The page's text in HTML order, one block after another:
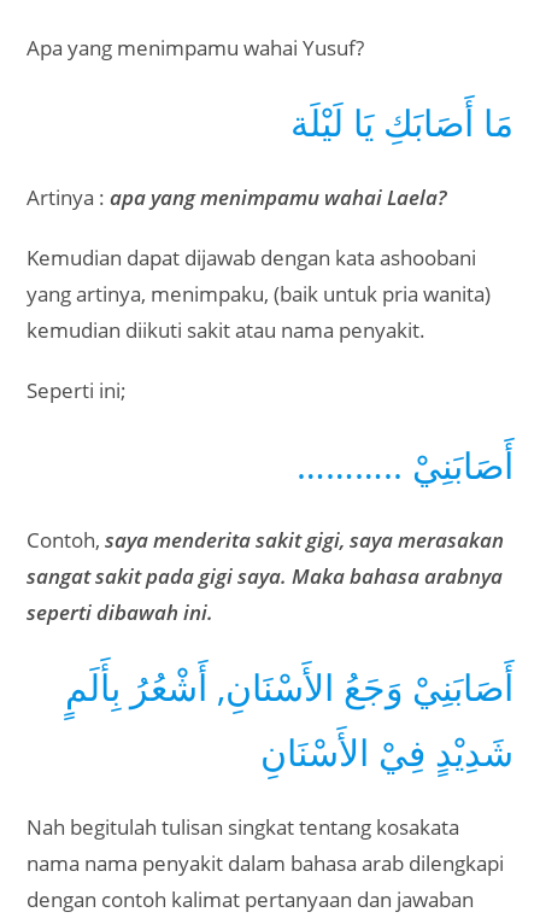
Apa yang menimpamu wahai Yusuf?
مَا أَصَابَكِ يَا لَيْلَة
Artinya :apa yang menimpamu wahai Laela?
Kemudian dapat dijawab dengan kata ashoobani
yang artinya, menimpaku, (baik untuk pria wanita)
kemudian diikuti sakit atau nama penyakit.
Seperti ini;
……….. أَصَابَنِيْ
Contoh,saya menderita sakit gigi, saya merasakan
sangat sakit pada gigi saya. Maka bahasa arabnya
seperti dibawah ini.
أَصَابَنِيْ وَجَعُ الأَسْنَانِ, أَشْعُرُ بِأَلَمٍ
شَدِيْدٍ فِيْ الأَسْنَانِ
Nah begitulah tulisan singkat tentang kosakata
nama nama penyakit dalam bahasa arab dilengkapi
dengan contoh kalimat pertanyaan dan jawaban